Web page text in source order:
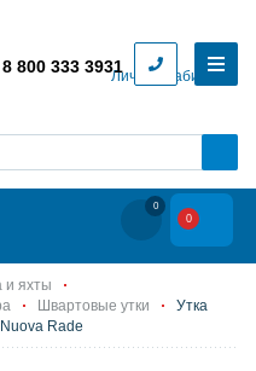
Личный кабинет
8 800 333 3931
0
0
и яхты
Швартовые утки
Утка
Rade